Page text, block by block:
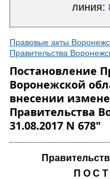
линия:
Правовые акты
Правительства
Постановление
Воронежской
внесении
Правительства
31.08.2017 N 678"
П О С